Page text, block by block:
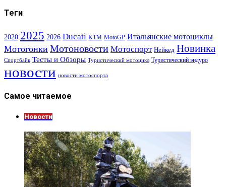
Теги
2020 2025 2026 Ducati KTM MotoGP Итальянские мотоциклы
Мотогонки Мотоновости Мотоспорт Нейкед Новинка
Спортбайк Тесты и Обзоры Туристический мотоцикл Туристический эндуро
новости новости мотоспорта
Самое читаемое
Новости